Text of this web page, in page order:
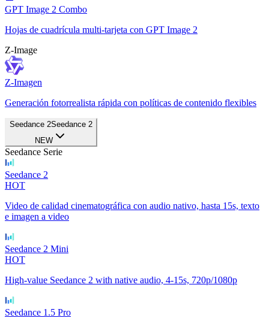
GPT Image 2 Combo
Hojas de cuadrícula multi-tarjeta con GPT Image 2
Z-Image
Z-Imagen
Generación fotorrealista rápida con políticas de contenido flexibles
Seedance 2Seedance 2
NEW
Seedance Serie
Seedance 2
HOT
Video de calidad cinematográfica con audio nativo, hasta 15s, texto
e imagen a video
Seedance 2 Mini
HOT
High-value Seedance 2 with native audio, 4-15s, 720p/1080p
Seedance 1.5 Pro